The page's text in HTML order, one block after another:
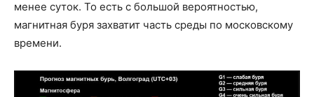
менее суток. То есть с большой вероятностью,
магнитная буря захватит часть среды по московскому
времени.